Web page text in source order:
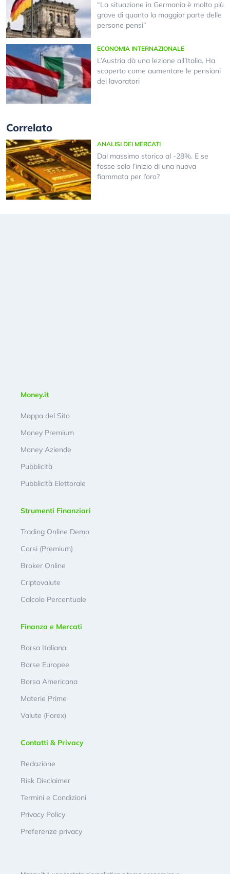
“La situazione in Germania è molto più
grave di quanto la maggior parte delle
persone pensi”
ECONOMIA INTERNAZIONALE
L’Austria dà una lezione all’Italia. Ha
scoperto come aumentare le pensioni
dei lavoratori
Correlato
ANALISI DEI MERCATI
Dal massimo storico al -28%. E se
fosse solo l’inizio di una nuova
fiammata per l’oro?
Money.it
Mappa del Sito
Money Premium
Money Aziende
Pubblicità
Pubblicità Elettorale
Strumenti Finanziari
Trading Online Demo
Corsi (Premium)
Broker Online
Criptovalute
Calcolo Percentuale
Finanza e Mercati
Borsa Italiana
Borse Europee
Borsa Americana
Materie Prime
Valute (Forex)
Contatti & Privacy
Redazione
Risk Disclaimer
Termini e Condizioni
Privacy Policy
Preferenze privacy